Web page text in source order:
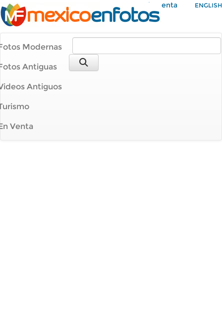
Mi Cuenta ENGLISH
Modernas
Antiguas
Antiguos
Venta